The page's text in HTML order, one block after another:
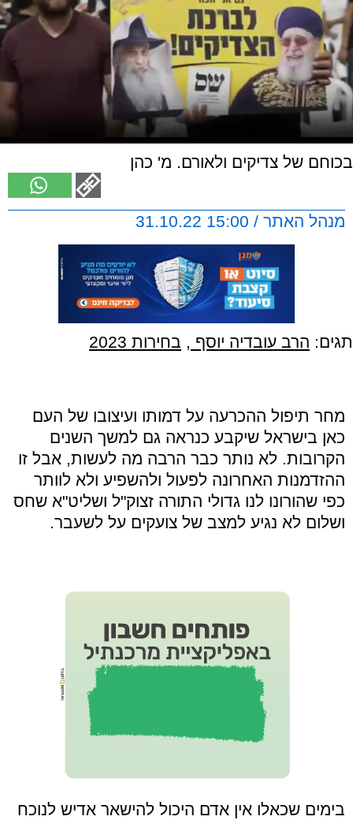
בכוחם של צדיקים ולאורם. מ' כהן
מנהל האתר / 15:00 31.10.22
תגים: הרב עובדיה יוסף , בחירות 2023
מחר תיפול ההכרעה על דמותו ועיצובו של העם
כאן בישראל שיקבע כנראה גם למשך השנים
הקרובות. לא נותר כבר הרבה מה לעשות, אבל זו
ההזדמנות האחרונה לפעול ולהשפיע ולא לוותר
כפי שהורונו לנו גדולי התורה זצוק"ל ושליט"א שחס
ושלום לא נגיע למצב של צועקים על לשעבר.
בימים שכאלו אין אדם היכול להישאר אדיש לנוכח